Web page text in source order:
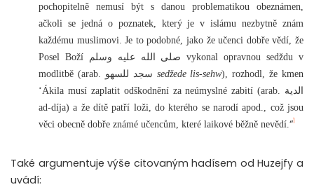
pochopitelně nemusí být s danou problematikou obeznámen,
ačkoli se jedná o poznatek, který je v islámu nezbytně znám
každému muslimovi. Je to podobné, jako že učenci dobře vědí, že
Posel Boží صلى الله عليه وسلم vykonal opravnou sedždu v
sedžede lis-sehw), rozhodl, že kmen
‘Ákila musí zaplatit odškodnění za neúmyslné zabití (arab. الدية
ad-díja) a že dítě patří loži, do kterého se narodí apod., což jsou
věci obecně dobře známé učencům, které laikové běžně nevědí. “1
Také argumentuje výše citovaným hadísem od Huzejfy a
uvádí: